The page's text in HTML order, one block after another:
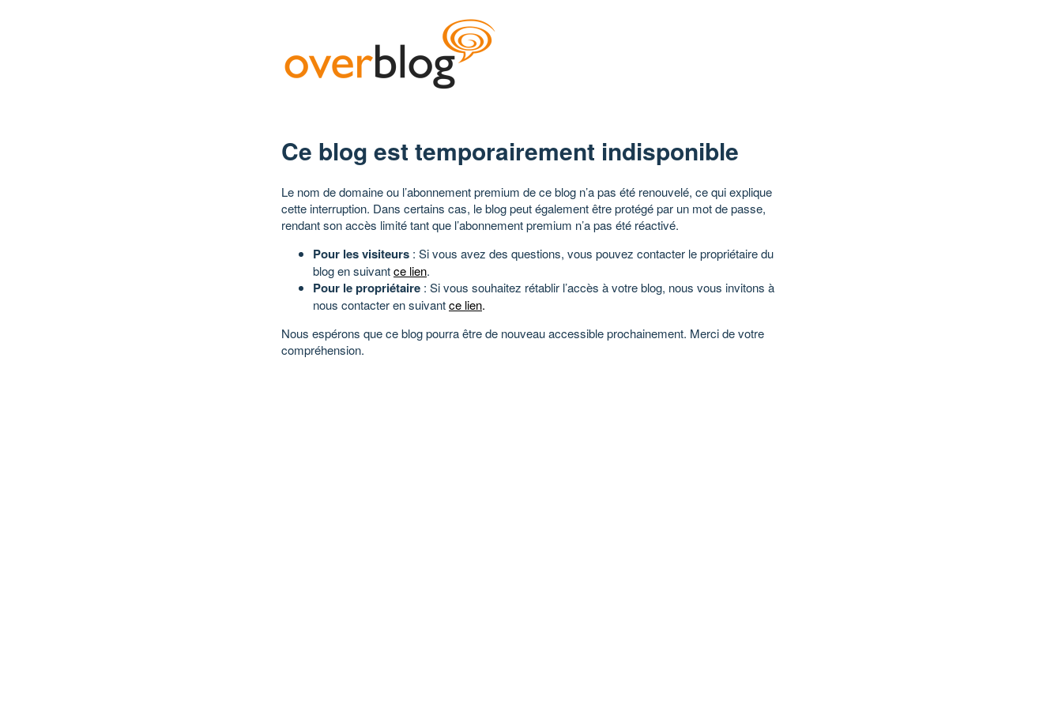
Ce blog est temporairement indisponible
Le nom de domaine ou l’abonnement premium de ce blog n’a pas été renouvelé, ce qui explique
cette interruption. Dans certains cas, le blog peut également être protégé par un mot de passe,
rendant son accès limité tant que l’abonnement premium n’a pas été réactivé.
Pour les visiteurs : Si vous avez des questions, vous pouvez contacter le propriétaire du
blog en suivantce lien.
Pour le propriétaire : Si vous souhaitez rétablir l’accès à votre blog, nous vous invitons à
nous contacter en suivantce lien.
Nous espérons que ce blog pourra être de nouveau accessible prochainement. Merci de votre
compréhension.